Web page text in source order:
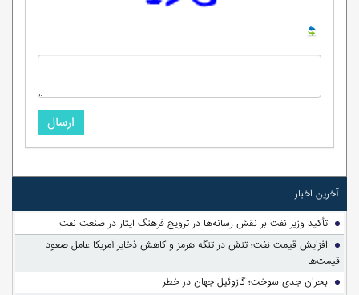
ارسال
آخرین اخبار
تأکید وزیر نفت بر نقش رسانه‌ها در ترویج فرهنگ ایثار در صنعت نفت
افزایش قیمت نفت؛ تنش در تنگه هرمز و کاهش ذخایر آمریکا عامل صعود
قیمت‌ها
بحران جدی سوخت؛ گازوئیل جهان در خطر